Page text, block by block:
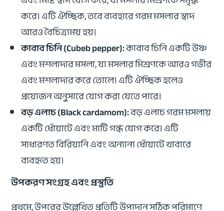
করে। এটি ঐচ্ছিক, তবে ব্যবহারে গরম মসলার স্বাদ
আরও বৈচিত্র্যময় হয়।
কাবাব চিনি (Cubeb pepper):কাবাব চিনি একটি উষ্ণ
এবং মশলাদার মসলা, যা মসলার মিশ্রণকে আরও গভীর
এবং মশলাদার করে তোলে। এটি ঐচ্ছিক হলেও
প্রয়োজন অনুসারে যোগ করা যেতে পারে।
বড় এলাচ (Black cardamom):বড় এলাচ গরম মসলায়
একটি ধোঁয়াটে এবং মাটি গন্ধ যোগ করে। এটি
সাধারণত বিরিয়ানি এবং অন্যান্য ধোঁয়াটে খাবারে
ব্যবহৃত হয়।
উপকরণ সংগ্রহ এবং প্রস্তুতি
প্রথমে, উপরের উল্লেখিত প্রতিটি উপাদান সঠিক পরিমাণে